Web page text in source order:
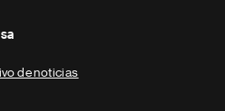
de noticias